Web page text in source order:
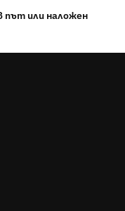
път или наложен